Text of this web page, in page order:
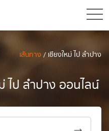
เส้นทาง/ เชียงใหม่ ไป ลำปาง
ไป ลำปาง ออนไลน์